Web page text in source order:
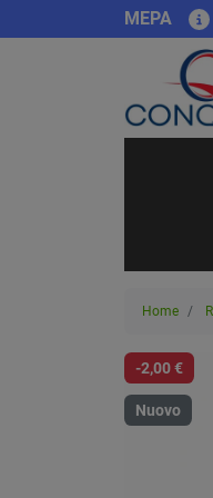
MEPA
Home
-2,00 €
Nuovo